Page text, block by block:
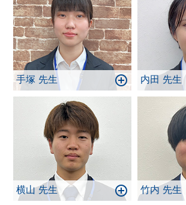
手塚 先生 内田 先生
横山 先生 竹内 先生